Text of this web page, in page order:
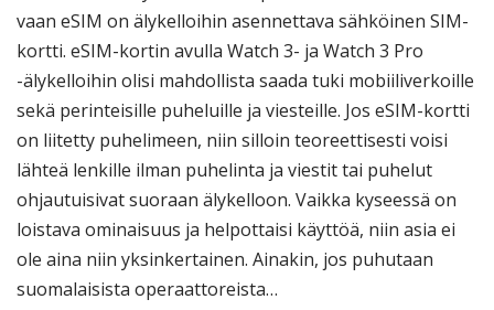
vaan eSIM on älykelloihin asennettava sähköinen SIM-
kortti. eSIM-kortin avulla Watch 3- ja Watch 3 Pro
-älykelloihin olisi mahdollista saada tuki mobiiliverkoille
sekä perinteisille puheluille ja viesteille. Jos eSIM-kortti
on liitetty puhelimeen, niin silloin teoreettisesti voisi
lähteä lenkille ilman puhelinta ja viestit tai puhelut
ohjautuisivat suoraan älykelloon. Vaikka kyseessä on
loistava ominaisuus ja helpottaisi käyttöä, niin asia ei
ole aina niin yksinkertainen. Ainakin, jos puhutaan
suomalaisista operaattoreista…